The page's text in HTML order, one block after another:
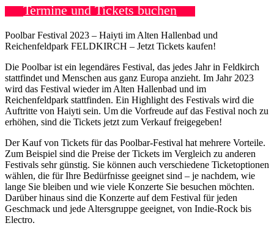
Termine und Tickets buchen
Poolbar Festival 2023 – Haiyti im Alten Hallenbad und
Reichenfeldpark FELDKIRCH – Jetzt Tickets kaufen!
Die Poolbar ist ein legendäres Festival, das jedes Jahr in Feldkirch
stattfindet und Menschen aus ganz Europa anzieht. Im Jahr 2023
wird das Festival wieder im Alten Hallenbad und im
Reichenfeldpark stattfinden. Ein Highlight des Festivals wird die
Auftritte von Haiyti sein. Um die Vorfreude auf das Festival noch zu
erhöhen, sind die Tickets jetzt zum Verkauf freigegeben!
Der Kauf von Tickets für das Poolbar-Festival hat mehrere Vorteile.
Zum Beispiel sind die Preise der Tickets im Vergleich zu anderen
Festivals sehr günstig. Sie können auch verschiedene Ticketoptionen
wählen, die für Ihre Bedürfnisse geeignet sind – je nachdem, wie
lange Sie bleiben und wie viele Konzerte Sie besuchen möchten.
Darüber hinaus sind die Konzerte auf dem Festival für jeden
Geschmack und jede Altersgruppe geeignet, von Indie-Rock bis
Electro.